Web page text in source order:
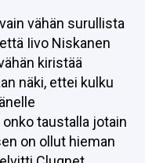
vähän surullista
Iivo Niskanen
kiristää
näki, ettei kulku
taustalla jotain
on ollut hieman